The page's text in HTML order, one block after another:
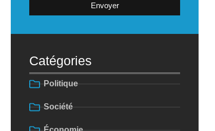
Envoyer
Catégories
Politique
Société